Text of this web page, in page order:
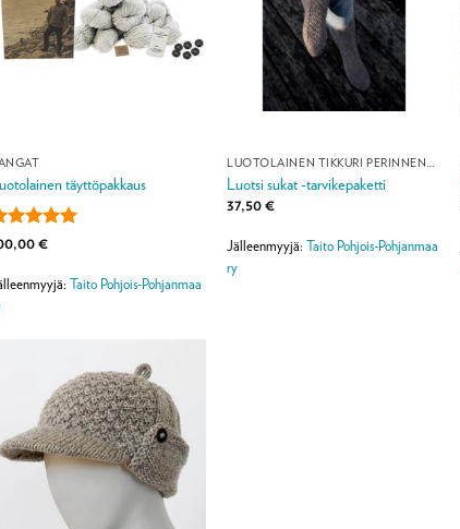
täyttöpakkaus
€
Taito Pohjois-Pohjanmaa
Luotsi sukat -tarvikepaketti
37,50€
Jälleenmyyjä:Taito Pohjois-Pohjanmaa
ry